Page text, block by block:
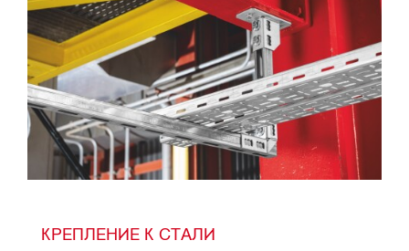
КРЕПЛЕНИЕ К СТАЛИ